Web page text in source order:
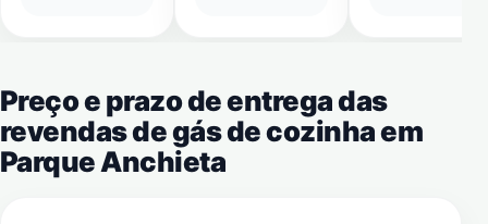
Preço e prazo de entrega das
revendas de gás de cozinha em
Parque Anchieta